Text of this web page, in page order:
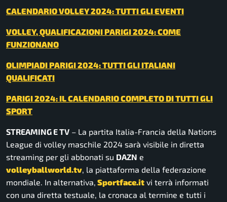
CALENDARIO VOLLEY 2024: TUTTI GLI EVENTI
VOLLEY, QUALIFICAZIONI PARIGI 2024: COME
FUNZIONANO
OLIMPIADI PARIGI 2024: TUTTI GLI ITALIANI
QUALIFICATI
PARIGI 2024: IL CALENDARIO COMPLETO DI TUTTI GLI
SPORT
STREAMING E TV – La partita Italia-Francia della Nations
League di volley maschile 2024 sarà visibile in diretta
streaming per gli abbonati su DAZN e
volleyballworld.tv, la piattaforma della federazione
mondiale. In alternativa, Sportface.it vi terrà informati
con una diretta testuale, la cronaca al termine e tutti i